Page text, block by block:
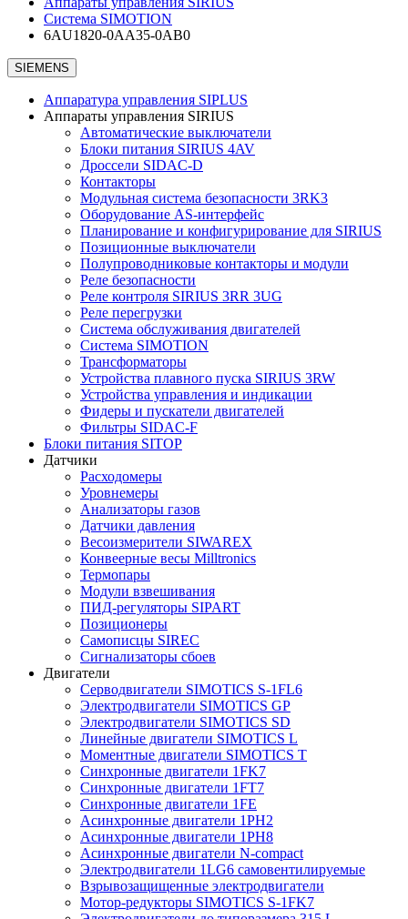
Система SIMOTION
6AU1820-0AA35-0AB0
SIEMENS
Аппаратура управления SIPLUS
Аппараты управления SIRIUS
Автоматические выключатели
Блоки питания SIRIUS 4AV
Дроссели SIDAC-D
Контакторы
Модульная система безопасности 3RK3
Оборудование AS-интерфейс
Планирование и конфигурирование для SIRIUS
Позиционные выключатели
Полупроводниковые контакторы и модули
Реле безопасности
Реле контроля SIRIUS 3RR 3UG
Реле перегрузки
Сиcтема обслуживания двигателей
Система SIMOTION
Трансформаторы
Устройства плавного пуска SIRIUS 3RW
Устройства управления и индикации
Фидеры и пускатели двигателей
Фильтры SIDAC-F
Блоки питания SITOP
Датчики
Расходомеры
Уровнемеры
Анализаторы газов
Датчики давления
Весоизмерители SIWAREX
Конвеерные весы Milltronics
Термопары
Модули взвешивания
ПИД-регуляторы SIPART
Позиционеры
Самописцы SIREC
Сигнализаторы сбоев
Двигатели
Серводвигатели SIMOTICS S-1FL6
Электродвигатели SIMOTICS GP
Электродвигатели SIMOTICS SD
Линейные двигатели SIMOTICS L
Моментные двигатели SIMOTICS T
Синхронные двигатели 1FK7
Синхронные двигатели 1FT7
Синхронные двигатели 1FE
Асинхронные двигатели 1PH2
Асинхронные двигатели 1PH8
Асинхронные двигатели N-compact
Электродвигатели 1LG6 cамовентилируемые
Взрывозащищенные электродвигатели
Мотор-редукторы SIMOTICS S-1FK7